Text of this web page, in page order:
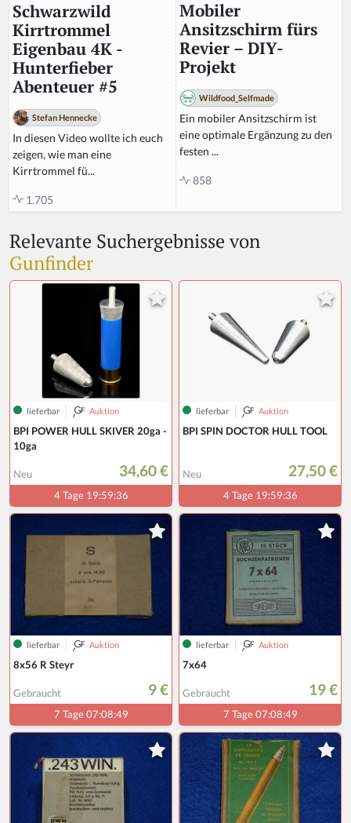
Schwarzwild
Kirrtrommel
Eigenbau 4K -
Hunterfieber
Abenteuer #5
Stefan Hennecke
In diesen Video wollte ich euch
zeigen, wie man eine
Kirrtrommel fü...
1.705
Mobiler
Ansitzschirm fürs
Revier – DIY-
Projekt
Wildfood_Selfmade
Ein mobiler Ansitzschirm ist
eine optimale Ergänzung zu den
festen ...
858
Relevante Suchergebnisse von
Gunfinder